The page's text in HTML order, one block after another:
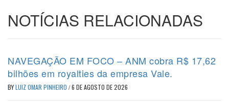
NOTÍCIAS RELACIONADAS
NAVEGAÇÃO EM FOCO – ANM cobra R$ 17,62
bilhões em royalties da empresa Vale.
BYLUIZ OMAR PINHEIRO /6 DE AGOSTO DE 2026